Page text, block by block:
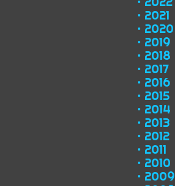
2021
2020
2019
2018
2017
2016
2015
2014
2013
2012
2011
2010
2009